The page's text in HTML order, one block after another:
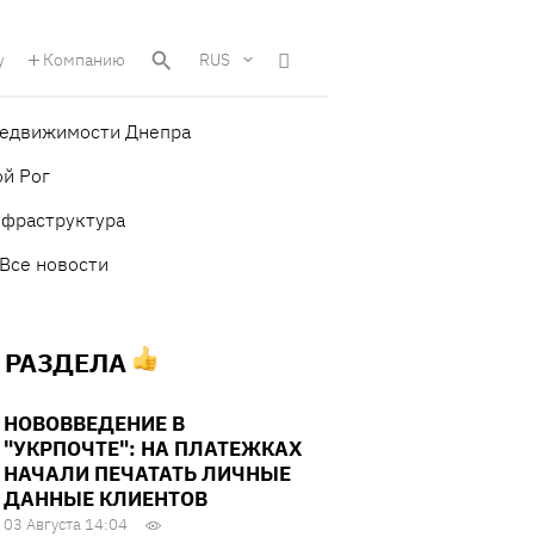
Компанию RUS
Днепра
Рог
Все новости
НОВОВВЕДЕНИЕ В
"УКРПОЧТЕ": НА ПЛАТЕЖКАХ
НАЧАЛИ ПЕЧАТАТЬ ЛИЧНЫЕ
ДАННЫЕ КЛИЕНТОВ
03 Августа 14:04